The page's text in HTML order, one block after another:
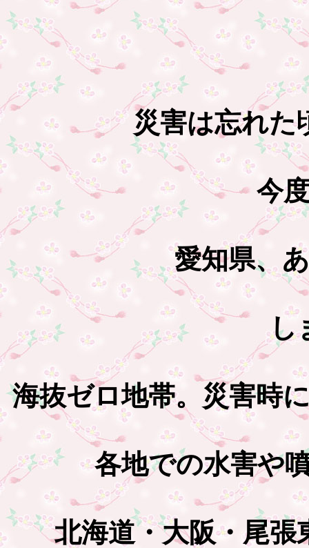
災害は忘れた
今
愛知県、
し
海抜ゼロ地帯。災害時
各地での水害や
北海道・大阪・尾張